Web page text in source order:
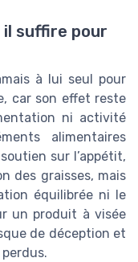
suffire pour
à lui seul pour
car son effet reste
ni activité
alimentaires
sur l’appétit,
des graisses, mais
équilibrée ni le
un produit à visée
de déception et